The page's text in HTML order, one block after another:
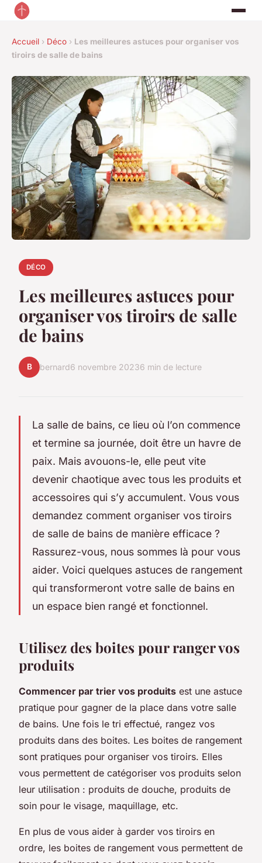
Accueil › Déco › Les meilleures astuces pour organiser vos
tiroirs de salle de bains
DÉCO
Les meilleures astuces pour
organiser vos tiroirs de salle
de bains
B bernard6 novembre 20236 min de lecture
La salle de bains, ce lieu où l’on commence
et termine sa journée, doit être un havre de
paix. Mais avouons-le, elle peut vite
devenir chaotique avec tous les produits et
accessoires qui s’y accumulent. Vous vous
demandez comment organiser vos tiroirs
de salle de bains de manière efficace ?
Rassurez-vous, nous sommes là pour vous
aider. Voici quelques astuces de rangement
qui transformeront votre salle de bains en
un espace bien rangé et fonctionnel.
Utilisez des boites pour ranger vos
produits
Commencer par trier vos produits est une astuce
pratique pour gagner de la place dans votre salle
de bains. Une fois le tri effectué, rangez vos
produits dans des boites. Les boites de rangement
sont pratiques pour organiser vos tiroirs. Elles
vous permettent de catégoriser vos produits selon
leur utilisation : produits de douche, produits de
soin pour le visage, maquillage, etc.
En plus de vous aider à garder vos tiroirs en
ordre, les boites de rangement vous permettent de